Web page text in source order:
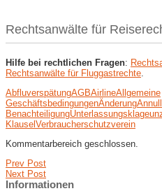
Rechtsanwälte für
Hilfe bei rechtlichen Fragen:
Rechtsanwälte für Fluggastrechte
AbfluverspätungAGBAirlineAllgemeine
GeschäftsbedingungenÄnderung
BenachteiligungUnterlassungsklage
KlauselVerbraucherschutzverein
Kommentarbereich geschlossen.
Prev Post
Next Post
Informationen